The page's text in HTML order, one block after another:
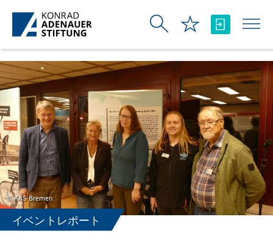
メインコンテンツにスキップ
KAS-Bremen
イベントレポート